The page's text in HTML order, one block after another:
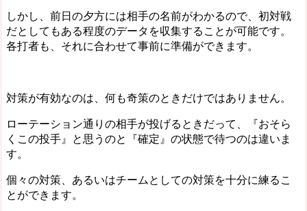
しかし、前日の夕方には相手の名前がわかるので、初対戦
だとしてもある程度のデータを収集することが可能です。
各打者も、それに合わせて事前に準備ができます。
対策が有効なのは、何も奇策のときだけではありません。
ローテーション通りの相手が投げるときだって、『おそら
くこの投手』と思うのと『確定』の状態で待つのは違いま
す。
個々の対策、あるいはチームとしての対策を十分に練るこ
とができます。